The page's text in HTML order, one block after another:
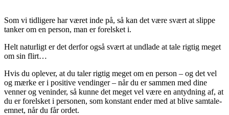
Som vi tidligere har været inde på, så kan det være svært at slippe
tanker om en person, man er forelsket i.
Helt naturligt er det derfor også svært at undlade at tale rigtig meget
om sin flirt…
Hvis du oplever, at du taler rigtig meget om en person – og det vel
og mærke er i positive vendinger – når du er sammen med dine
venner og veninder, så kunne det meget vel være en antydning af, at
du er forelsket i personen, som konstant ender med at blive samtale-
emnet, når du får ordet.